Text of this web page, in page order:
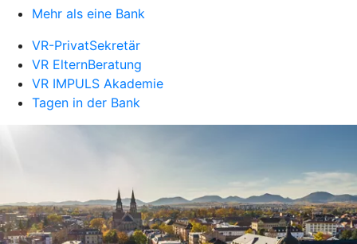
Mehr als eine Bank
VR-PrivatSekretär
VR ElternBeratung
VR IMPULS Akademie
Tagen in der Bank